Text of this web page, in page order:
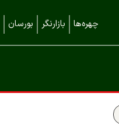
چهره‌ها بازارنگر بورسان